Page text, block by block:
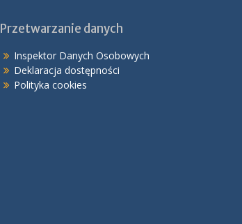
Przetwarzanie danych
Inspektor Danych Osobowych
Deklaracja dostępności
Polityka cookies